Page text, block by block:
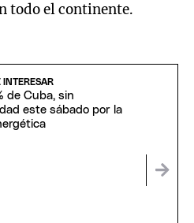
todo el continente.
INTERESAR
de Cuba, sin
este sábado por la